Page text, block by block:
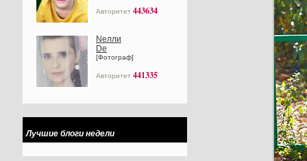
Авторитет 443634
Nелли
Dе
[Фотограф]
Авторитет 441335
Лучшие блоги недели